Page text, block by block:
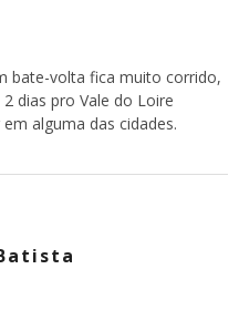
bate-volta fica muito corrido,
dias pro Vale do Loire
alguma das cidades.